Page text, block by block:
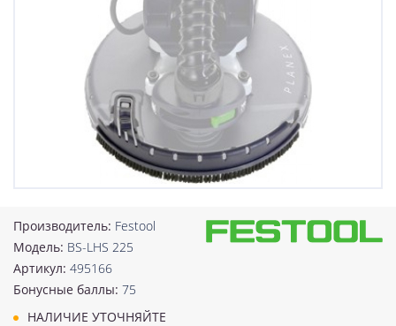
Производитель: Festool
Модель: BS-LHS 225
Артикул: 495166
Бонусные баллы: 75
НАЛИЧИЕ УТОЧНЯЙТЕ